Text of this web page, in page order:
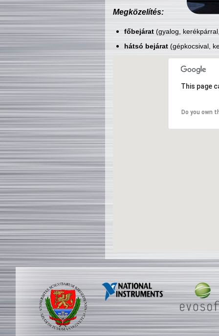
Megközelítés:
főbejárat(gyalog,
hátsó bejárat(gépkocsival,
This page
Do you own